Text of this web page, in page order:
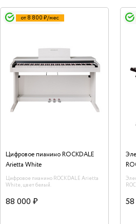
CD/
от 8 800 ₽/мес
Цифровое пианино ROCKDALE
Arietta White
Цифровое пианино ROCKDALE Arietta
White, цвет белый.
88 000 ₽